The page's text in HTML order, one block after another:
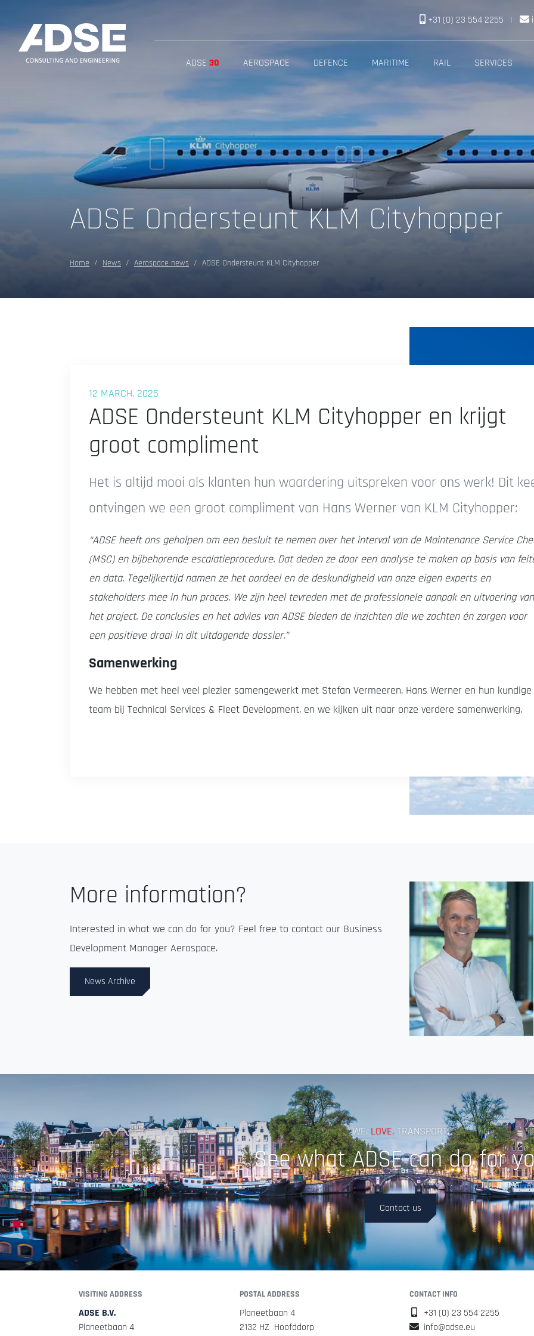
+31 (0) 23 554 2255 |
ADSE 30 AEROSPACE DEFENCE MARITIME RAIL SERVICES
ADSE Ondersteunt KLM Cityhopper
Home News Aerospace news ADSE Ondersteunt KLM Cityhopper
12 MARCH, 2025
ADSE Ondersteunt KLM Cityhopper en krijgt
groot compliment
Het is altijd mooi als klanten hun waardering uitspreken voor ons werk! Dit
ontvingen we een groot compliment van Hans Werner van KLM Cityhopper:
“ADSE heeft ons geholpen om een besluit te nemen over het interval van de Maintenance Service
(MSC) en bijbehorende escalatieprocedure. Dat deden ze door een analyse te maken op basis van
en data. Tegelijkertijd namen ze het oordeel en de deskundigheid van onze eigen experts en
stakeholders mee in hun proces. We zijn heel tevreden met de professionele aanpak en uitvoering van
het project. De conclusies en het advies van ADSE bieden de inzichten die we zochten én zorgen voor
een positieve draai in dit uitdagende dossier.”
Samenwerking
We hebben met heel veel plezier samengewerkt met Stefan Vermeeren, Hans Werner en hun kundige
team bij Technical Services & Fleet Development, en we kijken uit naar onze verdere samenwerking.
More information?
Interested in what we can do for you? Feel free to contact our Business
Development Manager Aerospace.
News Archive
WE. LOVE. TRANSPORT.
See what ADSE can do for
Contact us
VISITING ADDRESS
ADSE B.V.
Planeetbaan 4
POSTAL ADDRESS
Planeetbaan 4
2132 HZ Hoofddorp
CONTACT INFO
+31 (0) 23 554 2255
info@adse.eu